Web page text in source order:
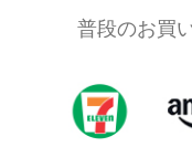
普段のお買